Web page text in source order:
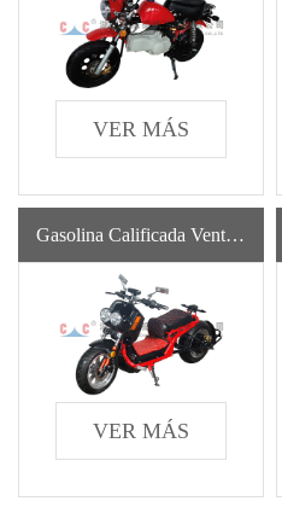
VER MÁS
Gasolina Calificada Venta Caliente De La Motocicleta Del Gas Del Diseño Único De ZR Para El Adulto 200cc
VER MÁS